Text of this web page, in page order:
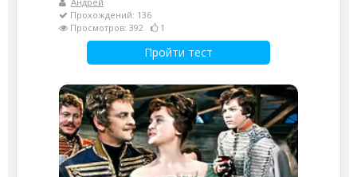
Прохождений: 136
Просмотров: 392
1
Пройти тест